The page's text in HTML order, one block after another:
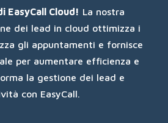
EasyCall Cloud! La nostra
dei lead in cloud ottimizza i
gli appuntamenti e fornisce
per aumentare efficienza e
la gestione dei lead e
con EasyCall.